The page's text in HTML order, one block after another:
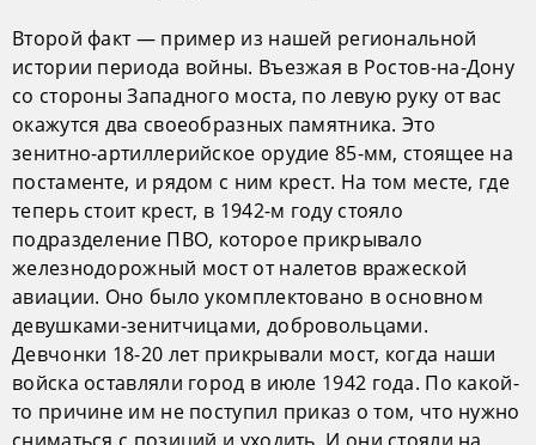
Второй факт — пример из нашей региональной
истории периода войны. Въезжая в Ростов-на-Дону
со стороны Западного моста, по левую руку от вас
окажутся два своеобразных памятника. Это
зенитно-артиллерийское орудие 85-мм, стоящее на
постаменте, и рядом с ним крест. На том месте, где
теперь стоит крест, в 1942-м году стояло
подразделение ПВО, которое прикрывало
железнодорожный мост от налетов вражеской
авиации. Оно было укомплектовано в основном
девушками-зенитчицами, добровольцами.
Девчонки 18-20 лет прикрывали мост, когда наши
войска оставляли город в июле 1942 года. По какой-
то причине им не поступил приказ о том, что нужно
сниматься с позиций и уходить. И они стояли на